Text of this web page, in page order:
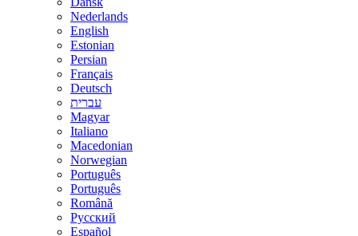
Nederlands
English
Estonian
Persian
Français
Deutsch
עברית
Magyar
Italiano
Macedonian
Norwegian
Português
Português
Română
Русский
Español